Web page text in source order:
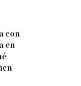
con
en